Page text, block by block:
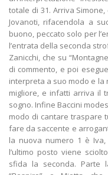
totale di 31. Arriva
Jovanoti, rifacendola a
buono, peccato solo per
l’entrata della seconda
Zanicchi, che su
di commento, e poi
interpreta a suo modo e
migliore, e infatti arriva il
sogno. Infine Baccini
modo di cantare traspare
fare da saccente e
la nuova numero 1 è
l’ultimo posto viene
sfida la seconda. Parte